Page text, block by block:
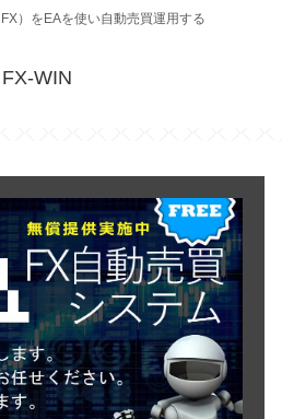
）をEAを使い自動売買運用する
FX-WIN